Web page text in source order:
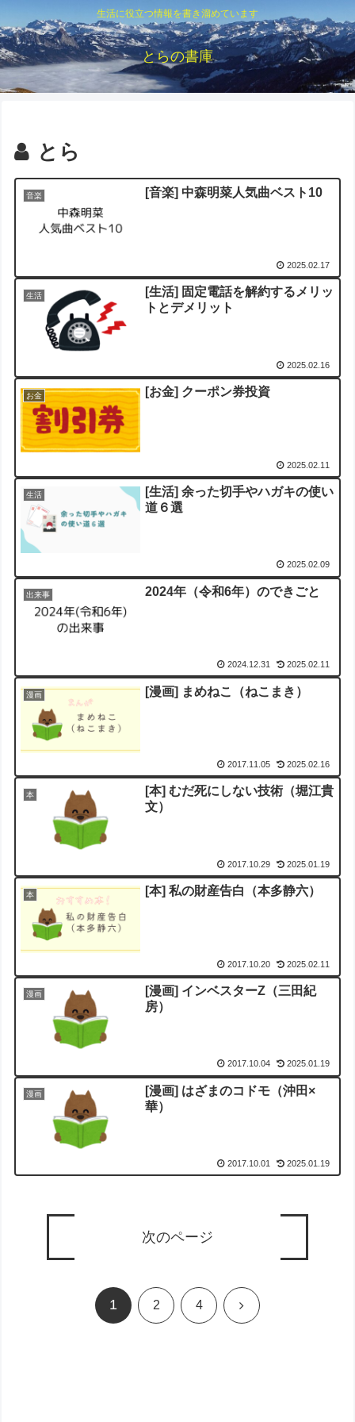
生活に役立つ情報を書き溜めています
とらの書庫
とら
音楽 [音楽] 中森明菜人気曲ベスト10
2025.02.17
生活
[生活] 固定電話を解約するメリッ
トとデメリット
2025.02.16
お金 [お金] クーポン券投資
2025.02.11
生活
[生活] 余った切手やハガキの使い
道６選
2025.02.09
出来事 2024年（令和6年）のできごと
2024.12.31 2025.02.11
漫画 [漫画] まめねこ（ねこまき）
2017.11.05 2025.02.16
本
[本] むだ死にしない技術（堀江貴
文）
2017.10.29 2025.01.19
本 [本] 私の財産告白（本多静六）
2017.10.20 2025.02.11
漫画
[漫画] インベスターZ（三田紀
房）
2017.10.04 2025.01.19
漫画
[漫画] はざまのコドモ（沖田×
華）
2017.10.01 2025.01.19
次のページ
1 2 4 次